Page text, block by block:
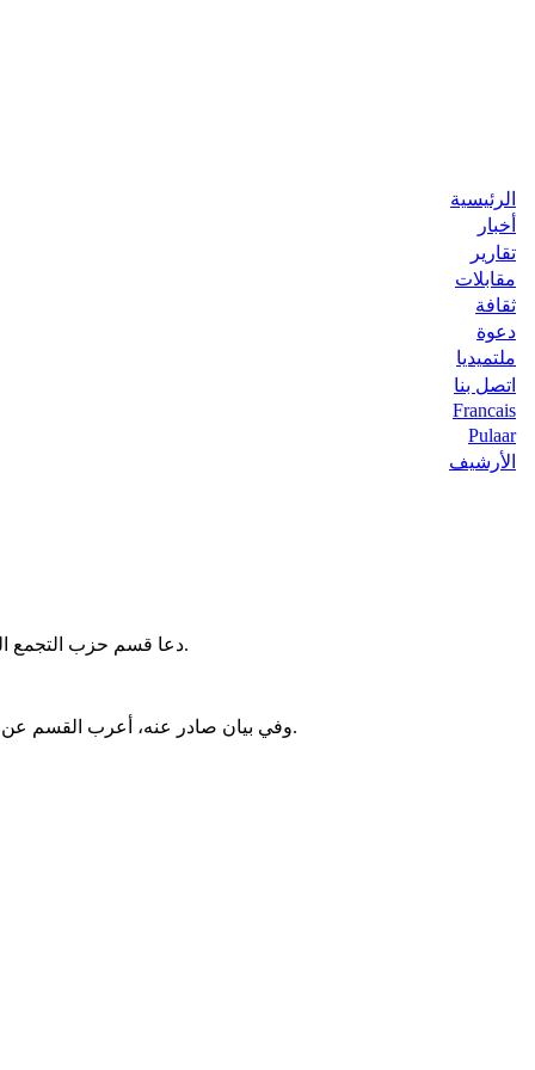
الرئيسية
أخبار
تقارير
مقابلات
ثقافة
دعوة
ملتميديا
اتصل بنا
Francais
Pulaar
الأرشيف
دعا قسم حزب التجمع الوطني للإصلاح والتنمية (تواصل) في توجنين السلطات إلى التدخل العاجل لحل أزمة العطش المتفاقمة التي تعاني منها المقاطعة منذ شهرين.
وفي بيان صادر عنه، أعرب القسم عن استنكاره للوضع الحالي، مشيرًا إلى أن السكان يواجهون تكاليف وأضرارًا متزايدة بسبب نقص المياه، دون إجراءات فعالة من الجهات المعنية.